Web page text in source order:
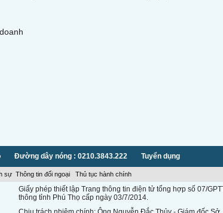
Đường dây nóng : 0210.3843.222 Tuyển dụng
sự Thông tin đối ngoại Thủ tục hành chính
Giấy phép thiết lập Trang thông tin điện tử tổng hợp số 07/
thông tỉnh Phú Thọ cấp ngày 03/7/2014.